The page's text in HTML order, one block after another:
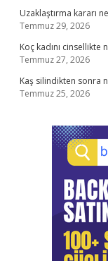
Uzaklaştırma kararı
Temmuz 29, 2026
Koç kadını cinsellikte
Temmuz 27, 2026
Kaş silindikten sonra
Temmuz 25, 2026